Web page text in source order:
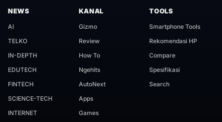
NEWS
AI
TELKO
IN-DEPTH
EDUTECH
FINTECH
SCIENCE-TECH
INTERNET
KANAL
Gizmo
Review
How To
Ngehits
AutoNext
Apps
Games
TOOLS
Smartphone Tools
Rekomendasi HP
Compare
Spesifikasi
Search